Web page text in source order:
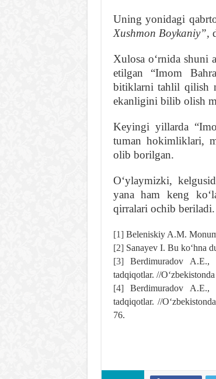
Uning yonidagi
Xushmon Boykaniy”,
Xulosa oʻrnida shuni
etilgan “Imom
bitiklarni tahlil qilish
ekanligini bilib olish
Keyingi yillarda
tuman hokimliklari,
olib borilgan.
Oʻylaymizki,
yana ham keng
qirralari ochib beriladi.
[1]Beleniskiy A.M.
[2]Sanayev I. Bu koʻhna
[3]Berdimuradov A.E.,
tadqiqotlar. //
[4]Berdimuradov A.E.,
tadqiqotlar. //
76.